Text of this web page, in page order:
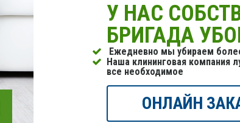
У НАС
БРИГАДА
Ежедневно мы убираем
Наша клининговая компания
все необходимое
ОНЛАЙН